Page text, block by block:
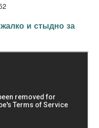
и стыдно за